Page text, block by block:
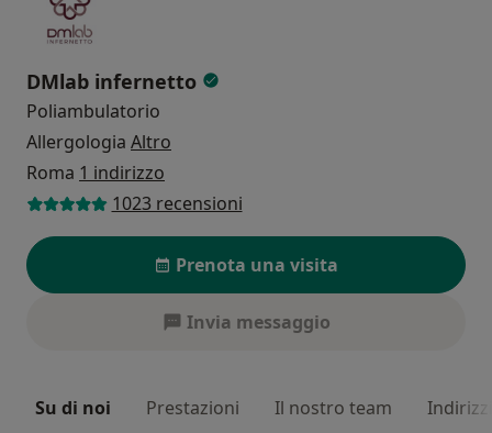
DMlab infernetto
Poliambulatorio
Allergologia Altro
Roma 1 indirizzo
1023 recensioni
Prenota una visita
Invia messaggio
Su di noi Prestazioni Il nostro team Indirizzi